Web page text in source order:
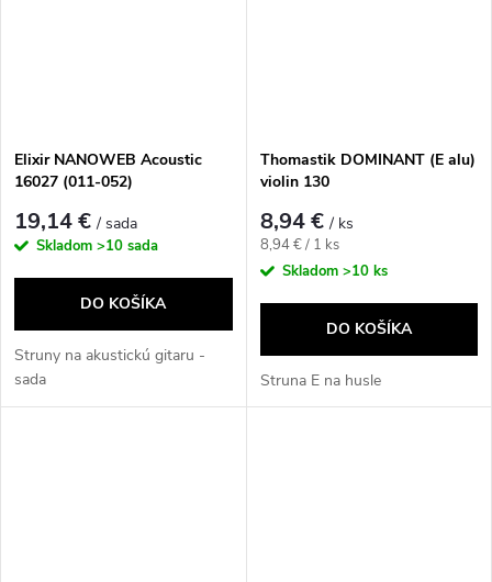
Elixir NANOWEB Acoustic
16027 (011-052)
19,14 €/ sada
Skladom >10 sada
DO KOŠÍKA
Struny na akustickú gitaru -
sada
Thomastik DOMINANT (E alu)
violin 130
8,94 €/ ks
Jednotková
cena:
8,94 € / 1 ks
Skladom >10 ks
DO KOŠÍKA
Struna E na husle